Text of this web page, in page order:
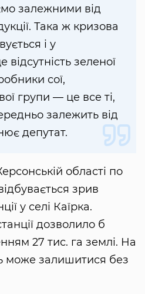
залежними від
Така ж кризова
і у
зеленої
сої,
групи — це все ті,
залежить від
депутат.
області по
зрив
у селі Каїрка.
дозволило б
27 тис. га землі. На
може залишитися без